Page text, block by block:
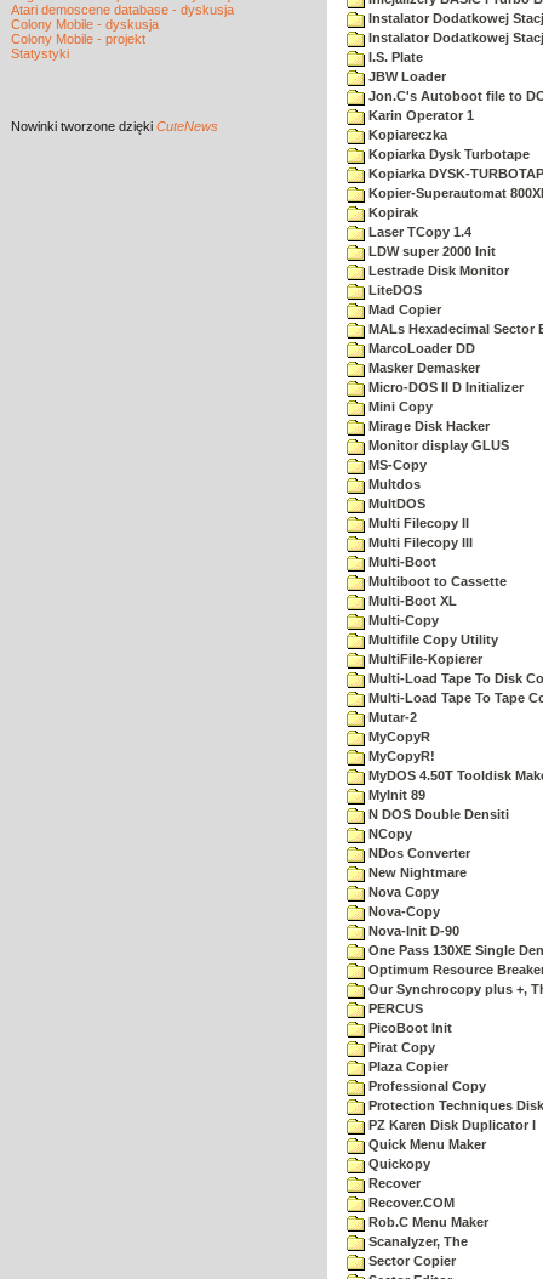
Atari demoscene database - dyskusja
Colony Mobile - dyskusja
Colony Mobile - projekt
Statystyki
Nowinki tworzone dzięki CuteNews
Instalator Dodatkowej
Instalator Dodatkowej
I.S. Plate
JBW Loader
Jon.C's Autoboot file to
Karin Operator 1
Kopiareczka
Kopiarka Dysk Turbotape
Kopiarka DYSK-
Kopier-Superautomat
Kopirak
Laser TCopy 1.4
LDW super 2000 Init
Lestrade Disk Monitor
LiteDOS
Mad Copier
MALs Hexadecimal Sector
MarcoLoader DD
Masker Demasker
Micro-DOS II D Initializer
Mini Copy
Mirage Disk Hacker
Monitor display GLUS
MS-Copy
Multdos
MultDOS
Multi Filecopy II
Multi Filecopy III
Multi-Boot
Multiboot to Cassette
Multi-Boot XL
Multi-Copy
Multifile Copy Utility
MultiFile-Kopierer
Multi-Load Tape To Disk
Multi-Load Tape To Tape
Mutar-2
MyCopyR
MyCopyR!
MyDOS 4.50T Tooldisk
MyInit 89
N DOS Double Densiti
NCopy
NDos Converter
New Nightmare
Nova Copy
Nova-Copy
Nova-Init D-90
One Pass 130XE Single
Optimum Resource
Our Synchrocopy plus +,
PERCUS
PicoBoot Init
Pirat Copy
Plaza Copier
Professional Copy
Protection Techniques
PZ Karen Disk Duplicator I
Quick Menu Maker
Quickopy
Recover
Recover.COM
Rob.C Menu Maker
Scanalyzer, The
Sector Copier